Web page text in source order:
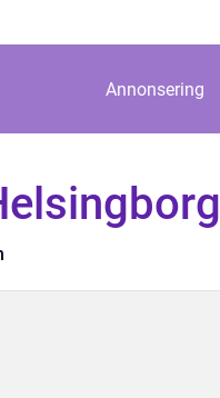
Annonsering